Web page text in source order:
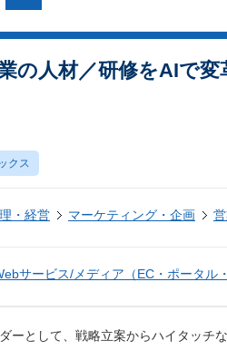
の人材／研修をAIで変
クス
・経営 マーケティング・企画
サービス/メディア（EC・ポータル
ーとして、戦略立案からハイタッチ